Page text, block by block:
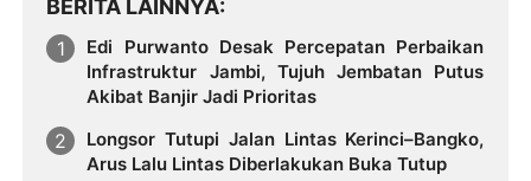
BERITA LAINNYA
Edi Purwanto Desak Percepatan Perbaikan
Infrastruktur Jambi, Tujuh Jembatan Putus
Akibat Banjir Jadi Prioritas
Longsor Tutupi Jalan Lintas Kerinci–Bangko,
Arus Lalu Lintas Diberlakukan Buka Tutup